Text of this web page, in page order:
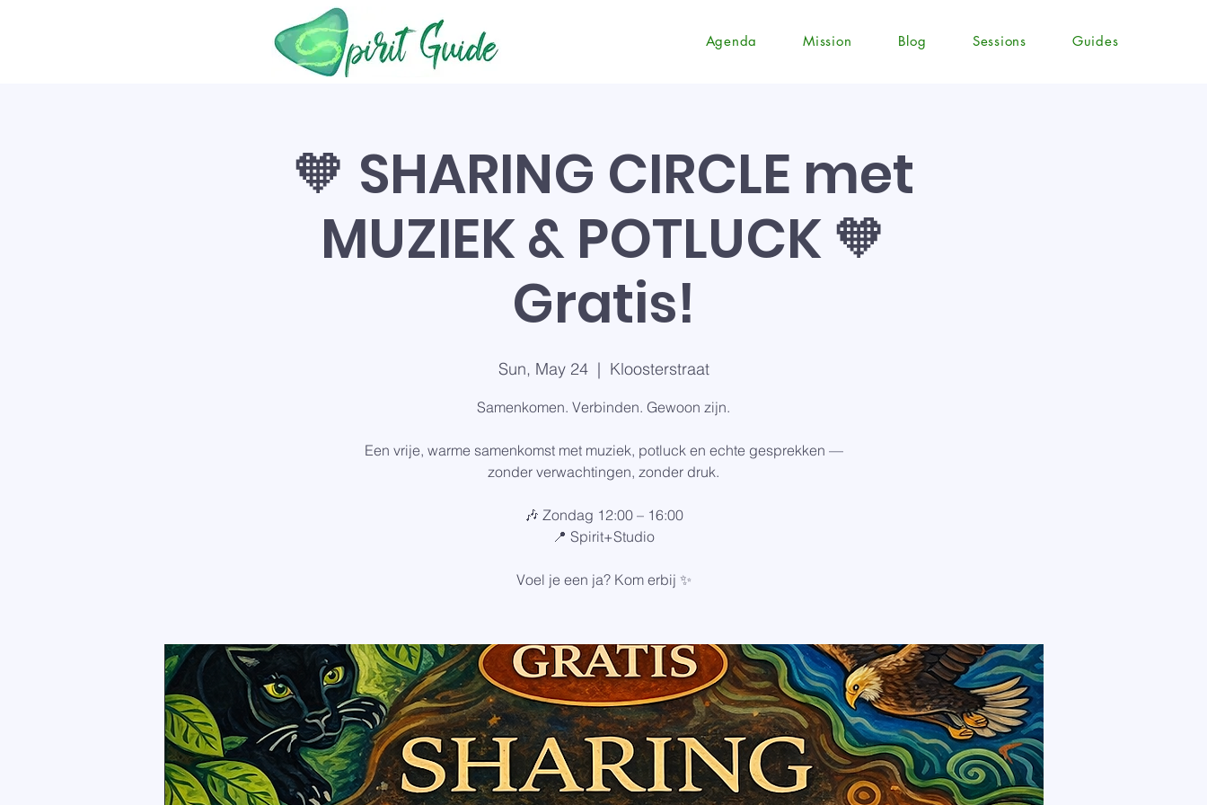
Agenda Mission Blog Sessions Guides
🧡 SHARING CIRCLE met
MUZIEK & POTLUCK 🧡
Gratis!
Sun, May 24
  |
Kloosterstraat
Samenkomen. Verbinden. Gewoon zijn.
Een vrije, warme samenkomst met muziek, potluck en echte gesprekken —
zonder verwachtingen, zonder druk.
🎶 Zondag 12:00 – 16:00
📍 Spirit+Studio
Voel je een ja? Kom erbij ✨